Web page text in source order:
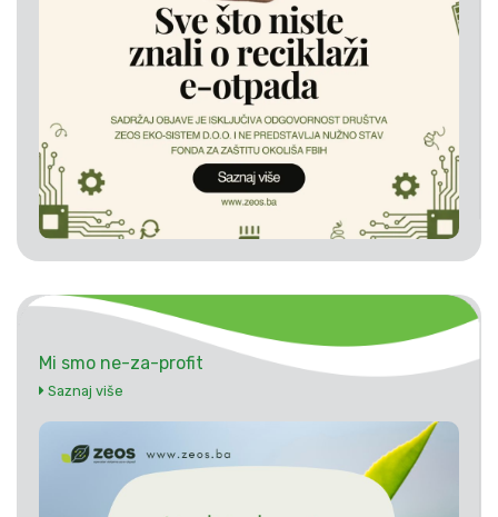
Mi smo ne-za-profit
Saznaj više